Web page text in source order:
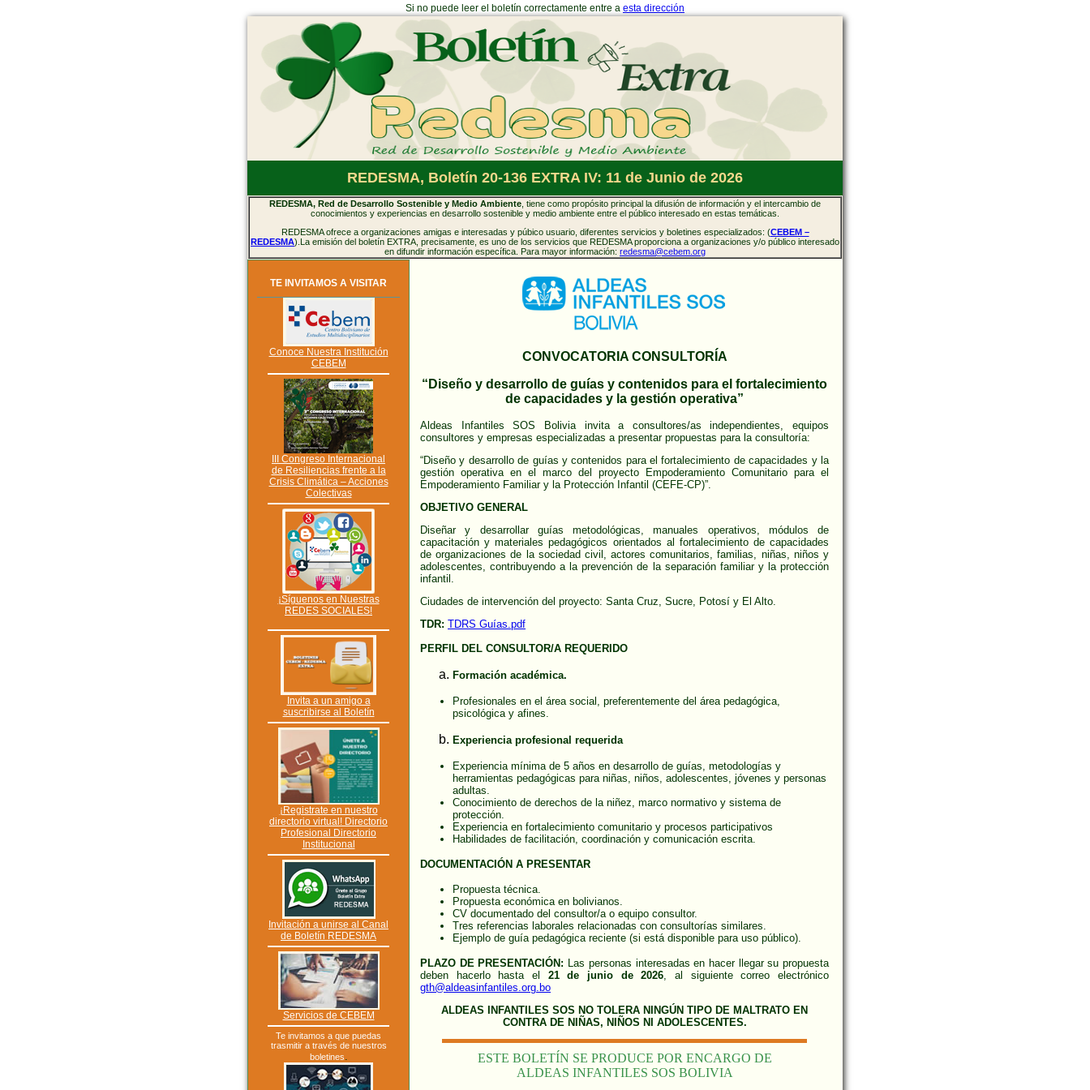
Si no puede leer el boletín correctamente entre a esta dirección
REDESMA, Boletín 20-136 EXTRA IV: 11 de Junio de 2026
REDESMA, Red de Desarrollo Sostenible y Medio Ambiente , tiene como propósito principal la difusión de información y el intercambio de
conocimientos y experiencias en desarrollo sostenible y medio ambiente entre el público interesado en estas temáticas.
REDESMA ofrece a organizaciones amigas e interesadas y púbico usuario, diferentes servicios y boletines especializados: (CEBEM –
REDESMA).La emisión del boletín EXTRA, precisamente, es uno de los servicios que REDESMA proporciona a organizaciones y/o público interesado
en difundir información específica. Para mayor información: redesma@cebem.org
TE INVITAMOS A VISITAR
Conoce Nuestra Institución
CEBEM
III Congreso Internacional
de Resiliencias frente a la
Crisis Climática – Acciones
Colectivas
¡Síguenos en Nuestras
REDES SOCIALES!
Invita a un amigo a
suscribirse al Boletín
¡Registrate en nuestro
directorio virtual! Directorio
Profesional Directorio
Institucional
Invitación a unirse al Canal
de Boletín REDESMA
Servicios de CEBEM
Te invitamos a que puedas
trasmitir a través de nuestros
boletines.
CONVOCATORIA CONSULTORÍA
“Diseño y desarrollo de guías y contenidos para el fortalecimiento
de capacidades y la gestión operativa”
Aldeas Infantiles SOS Bolivia invita a consultores/as independientes, equipos
consultores y empresas especializadas a presentar propuestas para la consultoría:
“Diseño y desarrollo de guías y contenidos para el fortalecimiento de capacidades y la
gestión operativa en el marco del proyecto Empoderamiento Comunitario para el
Empoderamiento Familiar y la Protección Infantil (CEFE-CP)”.
OBJETIVO GENERAL
Diseñar y desarrollar guías metodológicas, manuales operativos, módulos de
capacitación y materiales pedagógicos orientados al fortalecimiento de capacidades
de organizaciones de la sociedad civil, actores comunitarios, familias, niñas, niños y
adolescentes, contribuyendo a la prevención de la separación familiar y la protección
infantil.
Ciudades de intervención del proyecto: Santa Cruz, Sucre, Potosí y El Alto.
TDR: TDRS Guías.pdf
PERFIL DEL CONSULTOR/A REQUERIDO
Formación académica.
Profesionales en el área social, preferentemente del área pedagógica,
psicológica y afines.
Experiencia profesional requerida
Experiencia mínima de 5 años en desarrollo de guías, metodologías y
herramientas pedagógicas para niñas, niños, adolescentes, jóvenes y personas
adultas.
Conocimiento de derechos de la niñez, marco normativo y sistema de
protección.
Experiencia en fortalecimiento comunitario y procesos participativos
Habilidades de facilitación, coordinación y comunicación escrita.
DOCUMENTACIÓN A PRESENTAR
Propuesta técnica.
Propuesta económica en bolivianos.
CV documentado del consultor/a o equipo consultor.
Tres referencias laborales relacionadas con consultorías similares.
Ejemplo de guía pedagógica reciente (si está disponible para uso público).
PLAZO DE PRESENTACIÓN: Las personas interesadas en hacer llegar su propuesta
deben hacerlo hasta el 21 de junio de 2026, al siguiente correo electrónico
gth@aldeasinfantiles.org.bo
ALDEAS INFANTILES SOS NO TOLERA NINGÚN TIPO DE MALTRATO EN
CONTRA DE NIÑAS, NIÑOS NI ADOLESCENTES.
ESTE BOLETÍN SE PRODUCE POR ENCARGO DE
ALDEAS INFANTILES SOS BOLIVIA